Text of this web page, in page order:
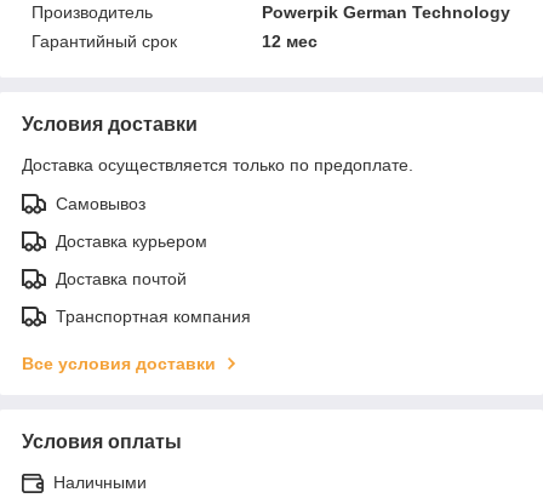
Производитель
Powerpik German Technology
Гарантийный срок
12 мес
Условия доставки
Доставка осуществляется только по предоплате.
Самовывоз
Доставка курьером
Доставка почтой
Транспортная компания
Все условия доставки
Условия оплаты
Наличными